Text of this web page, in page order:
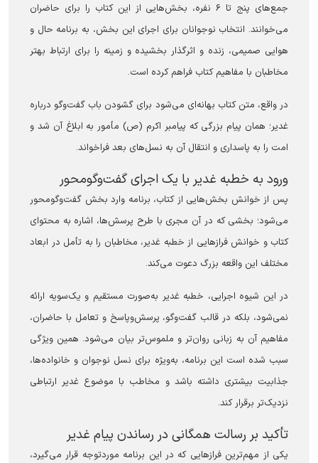
جمع‌های پنج تا ۶ نفره، بخش‌هایی از این کتاب را برای حاضران
می‌خوانند. انتخاب نوجوانان برای اجرای این بخش، به برنامه حال و
هوایی صمیمی، زنده و اثرگذار بخشیده و زمینه را برای ارتباط بهتر
مخاطبان با مفاهیم کتاب فراهم کرده است.
در واقع، متن کتاب بهانه‌ای می‌شود برای گشودن باب گفت‌و‌گو درباره
غدیر؛ همان پیام بزرگی که پیامبر اکرم (ص) مأمور به ابلاغ آن شد و
امت را به پاسداری و انتقال آن به نسل‌های بعد فراخواند.
ورود به خطبه غدیر با یک اجرای گفت‌وگومحور
پس از خوانش بخش‌هایی از کتاب، برنامه وارد بخش گفت‌وگومحور
می‌شود؛ بخشی که در آن مجری با طرح پرسش‌ها، اشاره به محتوای
کتاب و خوانش فراز‌هایی از خطبه غدیر، مخاطبان را به تأمل در ابعاد
مختلف این واقعه بزرگ دعوت می‌کند.
در این شیوه اجرایی، خطبه غدیر به‌صورت مستقیم و یک‌سویه ارائه
نمی‌شود، بلکه در قالب گفت‌و‌گو، پرسش‌وپاسخ و تعامل با حاضران،
مفاهیم آن به زبانی روان‌تر و ملموس‌تر بیان می‌شود. همین ویژگی
سبب شده است این برنامه، به‌ویژه برای نسل نوجوان و خانواده‌ها،
جذابیت بیشتری داشته باشد و مخاطب با موضوع غدیر ارتباطی
نزدیک‌تر برقرار کند.
تأکید بر رسالت همگانی در رساندن پیام غدیر
یکی از مهم‌ترین فراز‌هایی که در این برنامه موردتوجه قرار می‌گیرد،